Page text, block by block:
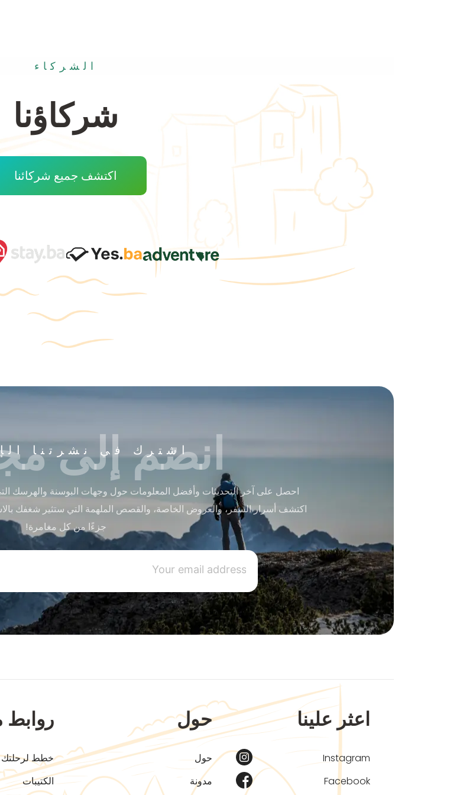
الشركاء
شركاؤنا
اكتشف جميع شركائنا
اشترك في نشرتنا
انضم إلى
احصل على آخر التحديثات وأفضل المعلومات حول وجهات البوسنة والهرسك
اكتشف أسرار السفر، والعروض الخاصة، والقصص الملهمة التي ستثير شغفك
جزءًا من كل مغامرة!
اعثر علينا
Instagram
Facebook
حول
حول
مدونة
روابط
خطط لرحلتك
الكتيبات